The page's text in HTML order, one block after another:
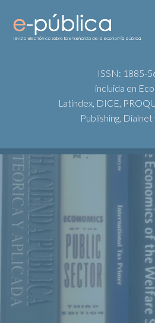
ISSN: 1885-
incluida en
Latindex, DICE,
Publishing, Dialnet